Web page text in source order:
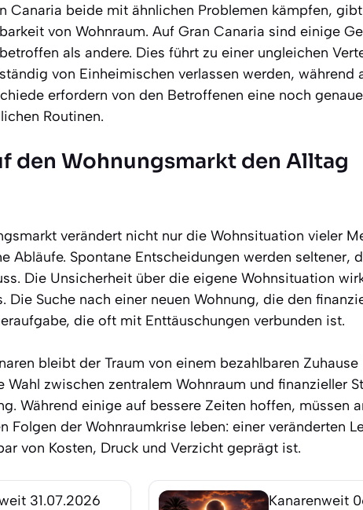
Canaria beide mit ähnlichen Problemen kämpfen,
von Wohnraum. Auf Gran Canaria sind einige
als andere. Dies führt zu einer ungleichen
von Einheimischen verlassen werden, während
erfordern von den Betroffenen eine noch
Routinen.
den Wohnungsmarkt den Alltag
verändert nicht nur die Wohnsituation vieler
Abläufe. Spontane Entscheidungen werden seltener,
Die Unsicherheit über die eigene Wohnsituation
Die Suche nach einer neuen Wohnung, die den
die oft mit Enttäuschungen verbunden ist.
bleibt der Traum von einem bezahlbaren
Wahl zwischen zentralem Wohnraum und finanzieller
Während einige auf bessere Zeiten hoffen, müssen
Folgen der Wohnraumkrise leben: einer veränderten
von Kosten, Druck und Verzicht geprägt ist.
31.07.2026 Kanarenweit